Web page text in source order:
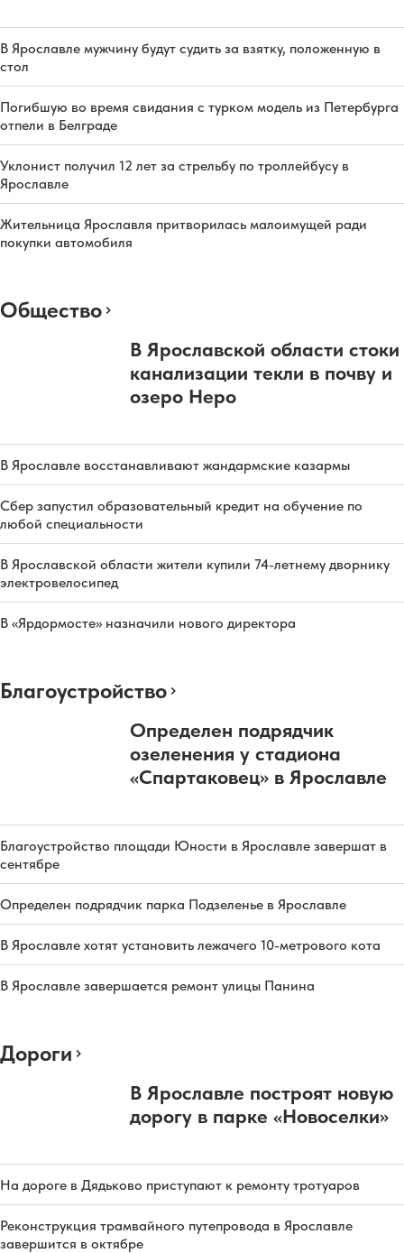
В Ярославле мужчину будут судить за взятку, положенную в
стол
Погибшую во время свидания с турком модель из Петербурга
отпели в Белграде
Уклонист получил 12 лет за стрельбу по троллейбусу в
Ярославле
Жительница Ярославля притворилась малоимущей ради
покупки автомобиля
Общество
В Ярославской области стоки
канализации текли в почву и
озеро Неро
В Ярославле восстанавливают жандармские казармы
Сбер запустил образовательный кредит на обучение по
любой специальности
В Ярославской области жители купили 74-летнему дворнику
электровелосипед
В «Ярдормосте» назначили нового директора
Благоустройство
Определен подрядчик
озеленения у стадиона
«Спартаковец» в Ярославле
Благоустройство площади Юности в Ярославле завершат в
сентябре
Определен подрядчик парка Подзеленье в Ярославле
В Ярославле хотят установить лежачего 10-метрового кота
В Ярославле завершается ремонт улицы Панина
Дороги
В Ярославле построят новую
дорогу в парке «Новоселки»
На дороге в Дядьково приступают к ремонту тротуаров
Реконструкция трамвайного путепровода в Ярославле
завершится в октябре